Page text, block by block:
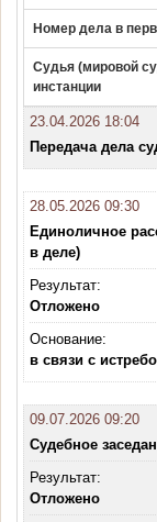
Номер дела в
Судья (мировой
инстанции
23.04.2026 18:04
Передача дела
28.05.2026 09:30
Единоличное
в деле)
Результат:
Отложено
Основание:
в связи с
09.07.2026 09:20
Судебное
Результат:
Отложено